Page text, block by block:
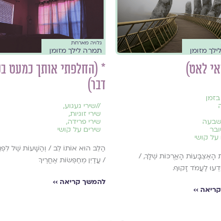
מזומן
לאט)
על קושי
הָאֶצְבָּעוֹת הָאֲרֻכּוֹת שֶׁלָּךְ, /
לַעֲמֹד זָקוּף.
››
גלויה מארחת
תמרה לילך מזומן
* (החלפתי אותך כמעט
דבר)
//שירי געגוע,
שירי זוגיות,
שירי פרידה,
שירים על קושי
הַלֵּב הוּא אוֹתוֹ לֵב / וְהַשָּׁעוֹת שֶׁל
/ עֲדַיִן מְחַפְּשׂוֹת אַחֲרֶיךָ
להמשך קריאה ››